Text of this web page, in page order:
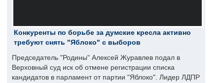
Конкуренты по борьбе за думские кресла активно
требуют снять "Яблоко" с выборов
Председатель "Родины" Алексей Журавлев подал в
Верховный суд иск об отмене регистрации списка
кандидатов в парламент от партии "Яблоко". Лидер ЛДПР